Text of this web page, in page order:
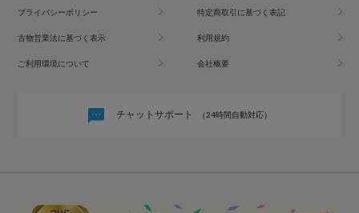
プライバシーポリシー 特定商取引に基づく表記
古物営業法に基づく表示 利用規約
ご利用環境について 会社概要
チャットサポート （24時間自動対応）